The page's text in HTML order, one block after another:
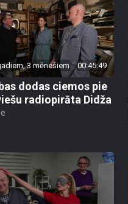
3 mēnešiem 00:45:49
dodas ciemos pie
radiopirāta Didža